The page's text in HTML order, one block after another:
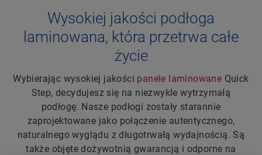
Wysokiej jakości podłoga
laminowana, która przetrwa całe
życie
Wybierając wysokiej jakości panele laminowane Quick
Step, decydujesz się na niezwykle wytrzymałą
podłogę. Nasze podłogi zostały starannie
zaprojektowane jako połączenie autentycznego,
naturalnego wyglądu z długotrwałą wydajnością. Są
także objęte dożywotnią gwarancją i odporne na